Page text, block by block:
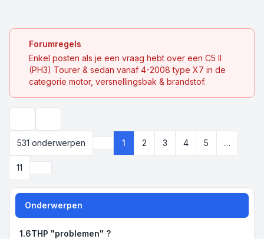
Forumregels
Enkel posten als je een vraag hebt over een C5 II
(PH3) Tourer & sedan vanaf 4-2008 type X7 in de
categorie motor, versnellingsbak & brandstof.
531 onderwerpen
Pagina van
1 2 3 4 5 …
11
Onderwerpen
1.6THP "problemen" ?